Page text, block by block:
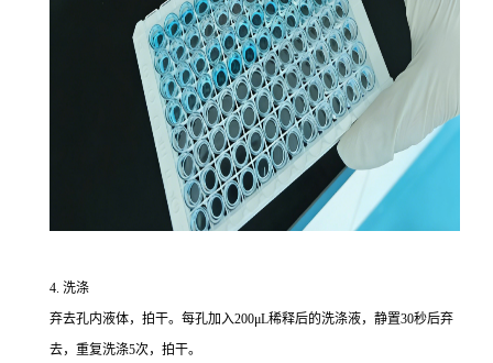
4. 洗涤
弃去孔内液体，拍干。每孔加入200μL稀释后的洗涤液，静置30秒后弃
去，重复洗涤5次，拍干。